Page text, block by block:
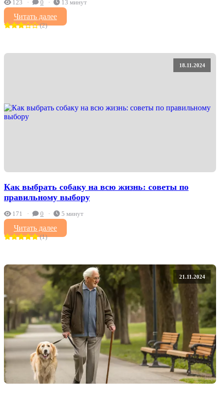
123 0 13 минут
Читать далее
(2)
18.11.2024
Как выбрать собаку на всю жизнь: советы по
правильному выбору
171 0 5 минут
Читать далее
(1)
21.11.2024